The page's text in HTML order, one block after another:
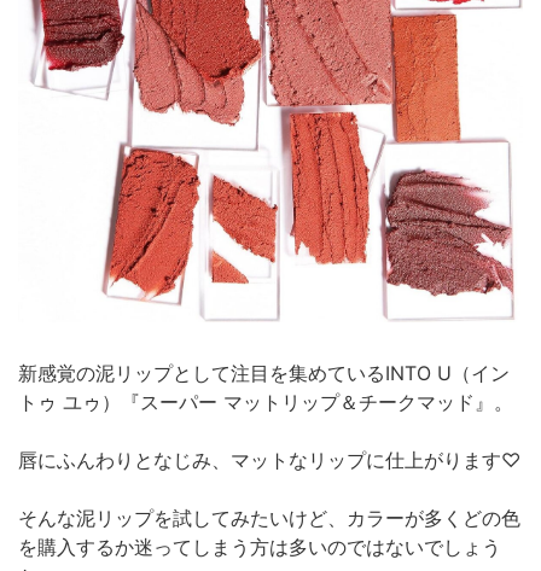
新感覚の泥リップとして注目を集めているINTO U（イン
トゥ ユゥ）『スーパー マットリップ＆チークマッド』。
唇にふんわりとなじみ、マットなリップに仕上がります♡
そんな泥リップを試してみたいけど、カラーが多くどの色
を購入するか迷ってしまう方は多いのではないでしょう